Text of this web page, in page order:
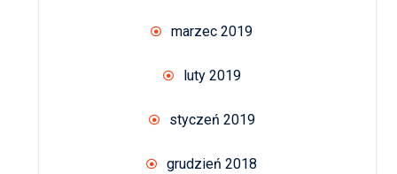
marzec 2019
luty 2019
styczeń 2019
grudzień 2018